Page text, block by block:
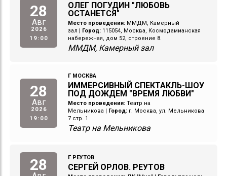
28
Авг
2026
19:00
ОЛЕГ ПОГУДИН "ЛЮБОВЬ
ОСТАНЕТСЯ"
Место проведения: ММДМ, Камерный
зал
Город: 115054, Москва, Космодамианская
набережная, дом 52, строение 8.
ММДМ, Камерный зал
28
Авг
2026
19:00
Г МОСКВА
ИММЕРСИВНЫЙ СПЕКТАКЛЬ-ШОУ
ПОД ДОЖДЕМ "ВРЕМЯ ЛЮБВИ"
Место проведения: Театр на
Мельникова
Город: г. Москва, ул. Мельникова
7 стр. 1
Театр на Мельникова
28 Г РЕУТОВ
СЕРГЕЙ ОРЛОВ. РЕУТОВ